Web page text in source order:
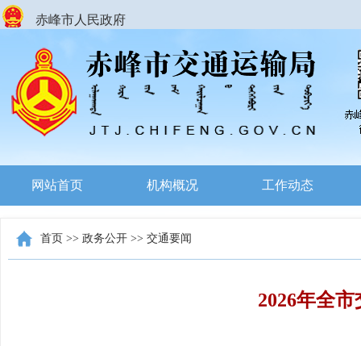
赤峰市人民政府
网站首页 机构概况 工作动态
首页 >> 政务公开 >> 交通要闻
2026年全